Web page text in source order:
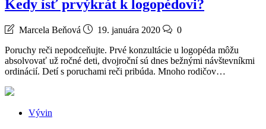
Kedy ísť prvýkrát k logopédovi?
Marcela Beňová 19. januára 2020
0
Poruchy reči nepodceňujte. Prvé konzultácie u logopéda môžu
absolvovať už ročné deti, dvojroční sú dnes bežnými návštevníkmi
ordinácií. Detí s poruchami reči pribúda. Mnoho rodičov…
Vývin